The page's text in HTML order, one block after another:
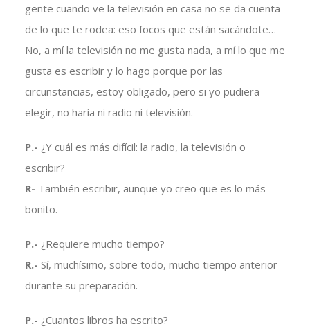
gente cuando ve la televisión en casa no se da cuenta
de lo que te rodea: eso focos que están sacándote…
No, a mí la televisión no me gusta nada, a mí lo que me
gusta es escribir y lo hago porque por las
circunstancias, estoy obligado, pero si yo pudiera
elegir, no haría ni radio ni televisión.
P.- ¿Y cuál es más difícil: la radio, la televisión o
escribir?
R- También escribir, aunque yo creo que es lo más
bonito.
P.- ¿Requiere mucho tiempo?
R.- Sí, muchísimo, sobre todo, mucho tiempo anterior
durante su preparación.
P.- ¿Cuantos libros ha escrito?